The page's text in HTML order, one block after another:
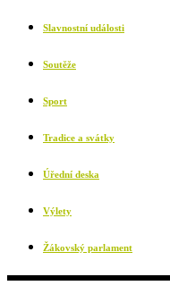
Slavnostní události
Soutěže
Sport
Tradice a svátky
Úřední deska
Výlety
Žákovský parlament